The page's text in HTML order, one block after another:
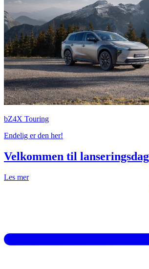
bZ4X Touring
Endelig er den her!
Velkommen til
Les mer